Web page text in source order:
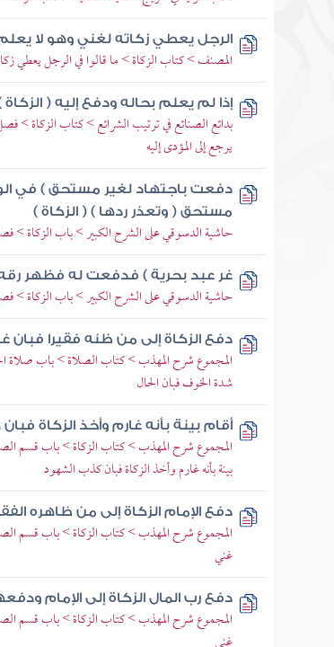
الرجل يعطي زكاته لغني وهو لا
المصنف > كتاب الزكاة > ما قالوا في الرجل يعطي
إذا لم يعلم بحاله ودفع إليه ( الزكاة
بدائع الصنائع في ترتيب الشرائع > كتاب الزكاة
يرجع إلى المؤدى إليه
دفعت باجتهاد لغير مستحق ) في
مستحق ( وتعذر ردها ) ( الزكاة )
حاشية الدسوقي على الشرح الكبير > باب الزكاة >
غر عبد بحرية ) فدفعت له فظهر رقه
حاشية الدسوقي على الشرح الكبير > باب الزكاة >
دفع الزكاة إلى من ظنه فقيرا فبان
المجموع شرح المهذب > كتاب الصلاة > باب صلاة
شدة الخوف فبان الحال
أقام بينة بأنه غارم وأخذ الزكاة
المجموع شرح المهذب > كتاب الزكاة > باب قسم
بينة بأنه غارم وأخذ الزكاة فبان كذب الشهود
دفع الإمام الزكاة إلى من ظاهره
المجموع شرح المهذب > كتاب الزكاة > باب قسم
غني
دفع رب المال الزكاة إلى الإمام
المجموع شرح المهذب > كتاب الزكاة > باب قسم